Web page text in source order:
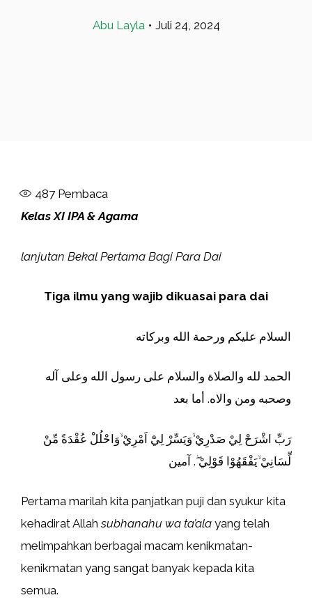
Abu Layla • Juli 24, 2024
487Pembaca
Kelas XI IPA & Agama
lanjutan Bekal Pertama Bagi Para Dai
Tiga ilmu yang wajib dikuasai para dai
السلام عليكم ورحمة الله وبركاته
الحمد لله والصلاة والسلام على رسول الله وعلى آله
وصحبه ومن والاه. أما بعد
رَبِّ اشْرَحْ لِيْ صَدْرِيْ ۙوَيَسِّرْ لِيْٓ اَمْرِيْ ۙوَاحْلُلْ عُقْدَةً مِّنْ
لِّسَانِيْ ۙيَفْقَهُوْا قَوْلِيْ ۖ. آمين
Pertama marilah kita panjatkan puji dan syukur kita
kehadirat Allahsubhanahu wa ta’ala yang telah
melimpahkan berbagai macam kenikmatan-
kenikmatan yang sangat banyak kepada kita
semua.